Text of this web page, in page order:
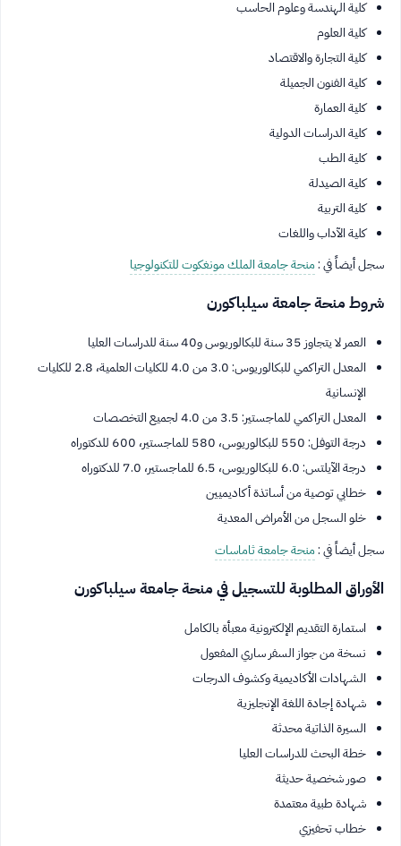
كلية الهندسة وعلوم الحاسب
كلية العلوم
كلية التجارة والاقتصاد
كلية الفنون الجميلة
كلية العمارة
كلية الدراسات الدولية
كلية الطب
كلية الصيدلة
كلية التربية
كلية الآداب واللغات
سجل أيضاً في :منحة جامعة الملك مونغكوت للتكنولوجيا
شروط منحة جامعة سيلباكورن
العمر لا يتجاوز 35 سنة للبكالوريوس و40 سنة للدراسات العليا
المعدل التراكمي للبكالوريوس: 3.0 من 4.0 للكليات العلمية، 2.8 للكليات
الإنسانية
المعدل التراكمي للماجستير: 3.5 من 4.0 لجميع التخصصات
درجة التوفل: 550 للبكالوريوس، 580 للماجستير، 600 للدكتوراه
درجة الآيلتس: 6.0 للبكالوريوس، 6.5 للماجستير، 7.0 للدكتوراه
خطابي توصية من أساتذة أكاديميين
خلو السجل من الأمراض المعدية
سجل أيضاً في :منحة جامعة ثاماسات
الأوراق المطلوبة للتسجيل في منحة جامعة سيلباكورن
استمارة التقديم الإلكترونية معبأة بالكامل
نسخة من جواز السفر ساري المفعول
الشهادات الأكاديمية وكشوف الدرجات
شهادة إجادة اللغة الإنجليزية
السيرة الذاتية محدثة
خطة البحث للدراسات العليا
صور شخصية حديثة
شهادة طبية معتمدة
خطاب تحفيزي